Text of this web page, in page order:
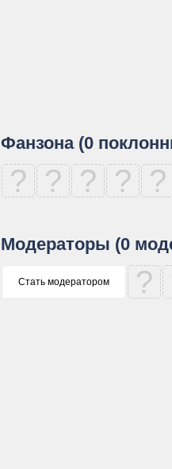
Фанзона (0
? ? ? ? ?
Модераторы (0
Стать модератором ?